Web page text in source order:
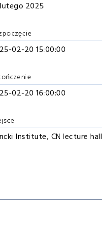
2025
02-20 15:00:00
02-20 16:00:00
Institute, CN lecture hall